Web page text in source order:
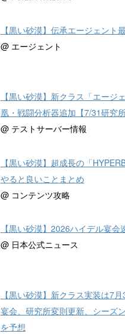
【黒い砂漠】伝承エージェント
@ エージェント
【黒い砂漠】新クラス「エージ
凰・戦闘分析器追加【7/31研究所
@ テストサーバー情報
【黒い砂漠】超成長の「
やると良いことまとめ
@ コンテンツ攻略
【黒い砂漠】2026ハイデル宴会
@ 日本公式ニュース
【黒い砂漠】新クラス実装は7
宴会、研究所変則更新、シーズ
を予想